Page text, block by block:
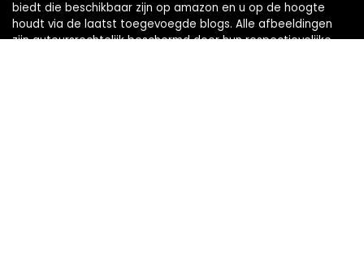
biedt die beschikbaar zijn op amazon en u op de hoogte
houdt via de laatst toegevoegde blogs. Alle afbeeldingen
zijn auteursrechtelijk beschermd door hun respectievelijke